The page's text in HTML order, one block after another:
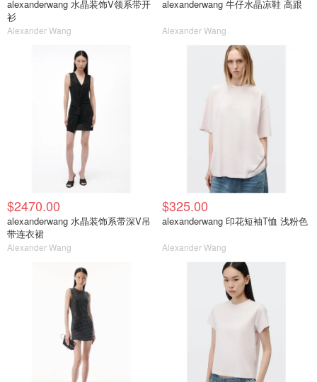
alexanderwang 水晶装饰V领系带开
衫
Alexander Wang
alexanderwang 牛仔水晶凉鞋 高跟
Alexander Wang
$2470.00
alexanderwang 水晶装饰系带深V吊
带连衣裙
Alexander Wang
$325.00
alexanderwang 印花短袖T恤 浅粉色
Alexander Wang